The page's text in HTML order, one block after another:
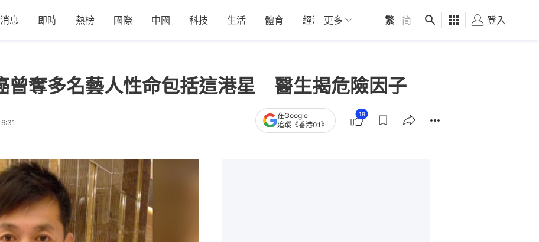
息 即時 熱榜 國際 中國 科技 生活 體育 經濟 01深圳 觀點 健康 好食玩飛
更多 繁 简 登入
曾奪多名藝人性命包括這港星 醫生揭危險因子
在Google
追蹤《香港01》
19